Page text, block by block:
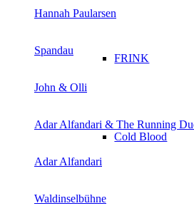
FRINK
Cold Blood
Hannah Paularsen
Spandau
John & Olli
Adar Alfandari & The Running
Adar Alfandari
Waldinselbühne